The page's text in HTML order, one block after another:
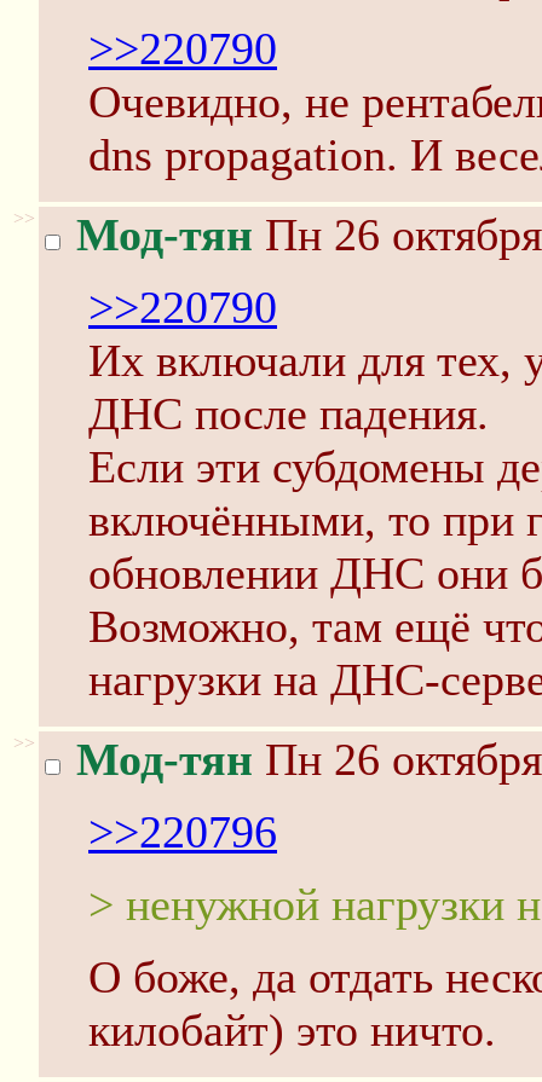
>>220790
Очевидно, не
dns propagation. И
>> Мод-тян Пн 26
>>220790
Их включали для тех,
ДНС после падения.
Если эти субдомены
включёнными, то при
обновлении ДНС они
Возможно, там ещё
нагрузки на ДНС-
>> Мод-тян Пн 26
>>220796
> ненужной нагрузки
О боже, да отдать
килобайт) это ничто.